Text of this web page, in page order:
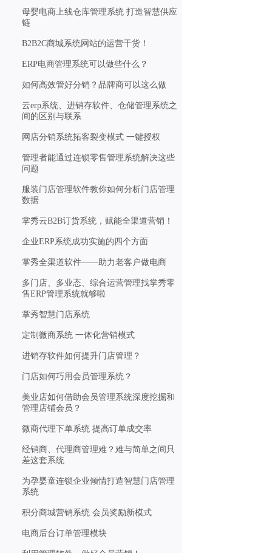
母婴电商上线仓库管理系统 打造智慧供应
链
B2B2C商城系统网站的运营干货！
ERP电商管理系统可以做些什么？
如何高效管好分销？品牌商可以这么做
云erp系统、进销存软件、仓储管理系统之
间的区别与联系
网店分销系统拓客裂变模式 一键授权
管理者能通过连锁零售管理系统解决这些
问题
服装门店管理软件教你如何分析门店管理
数据
掌秀云B2B订货系统，赋能全渠道营销！
企业ERP系统成功实施的四个方面
掌秀全渠道软件——助力老客户做电商
多门店、多业态、综合运营管理找掌秀零
售ERP管理系统就够啦
掌秀智慧门店系统
定制微商系统 一体化营销模式
进销存软件如何提升门店管理？
门店如何巧用会员管理系统？
美业店如何借助会员管理系统深度挖掘和
管理店铺会员？
微商代理下单系统 提高订单成交率
经销商、代理商管理难？难与简单之间只
差这套系统
为孕婴童连锁企业倾情打造智慧门店管理
系统
积分商城营销系统 会员奖励新模式
电商后台订单管理模块